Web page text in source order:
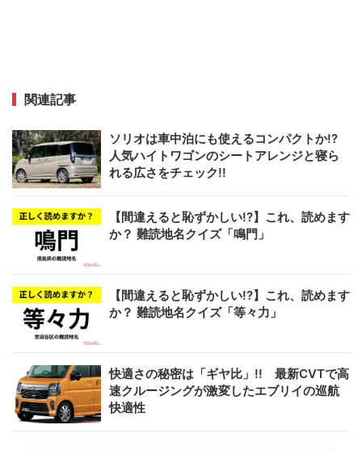
関連記事
ソリオは車中泊にも使えるコンパクトか!?
人気ハイトワゴンのシートアレンジと寝ら
れる広さをチェック!!
【間違えると恥ずかしい!?】これ、読めます
か？ 難読地名クイズ「鳴門」
【間違えると恥ずかしい!?】これ、読めます
か？ 難読地名クイズ「等々力」
快適さの秘密は「ギヤ比」!! 最新CVTで高
速クルージングが激変したエブリイの巡航
快適性